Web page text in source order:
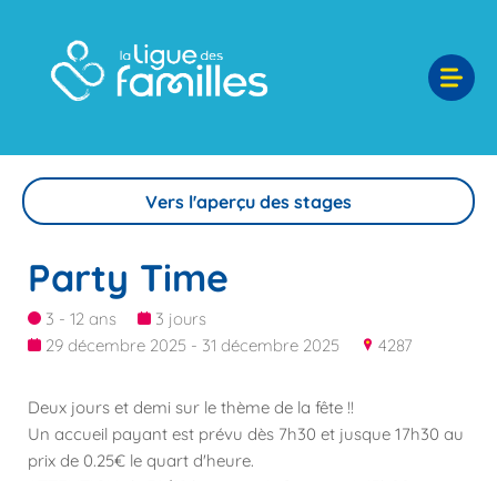
Vers l'aperçu des stages
Party Time
3 - 12 ans
3 jours
29 décembre 2025 - 31 décembre 2025
4287
Deux jours et demi sur le thème de la fête !!
Un accueil payant est prévu dès 7h30 et jusque 17h30 au
prix de 0.25€ le quart d'heure.